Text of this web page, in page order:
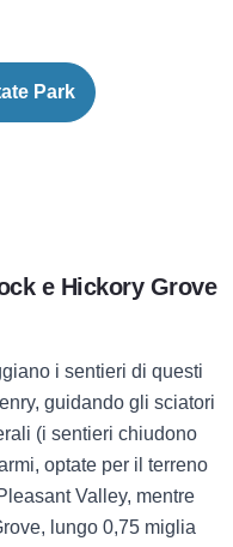
Park
e Hickory Grove
i sentieri di questi
guidando gli sciatori
(i sentieri chiudono
optate per il terreno
Valley, mentre
lungo 0,75 miglia